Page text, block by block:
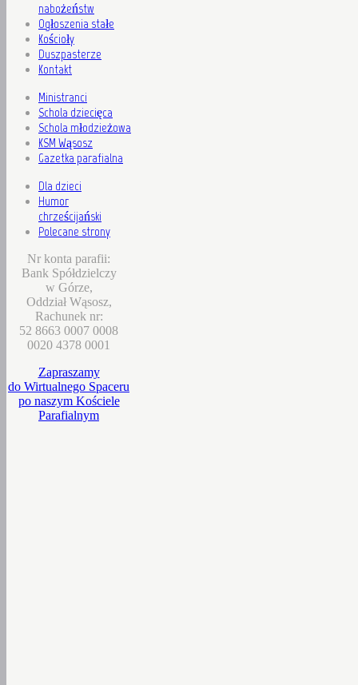
nabożeństw
Ogłoszenia stałe
Kościoły
Duszpasterze
Kontakt
Ministranci
Schola dziecięca
Schola młodzieżowa
KSM Wąsosz
Gazetka parafialna
Dla dzieci
Humor
chrześcijański
Polecane strony
Nr konta parafii:
Bank Spółdzielczy
w Górze,
Oddział Wąsosz,
Rachunek nr:
52 8663 0007 0008
0020 4378 0001
Zapraszamy
do Wirtualnego Spaceru
po naszym Kościele
Parafialnym